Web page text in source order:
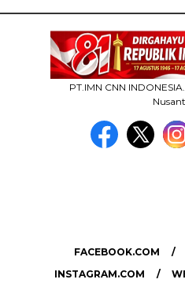
PT.IMN CNN
FACEBOOK.COM
INSTAGRAM.COM